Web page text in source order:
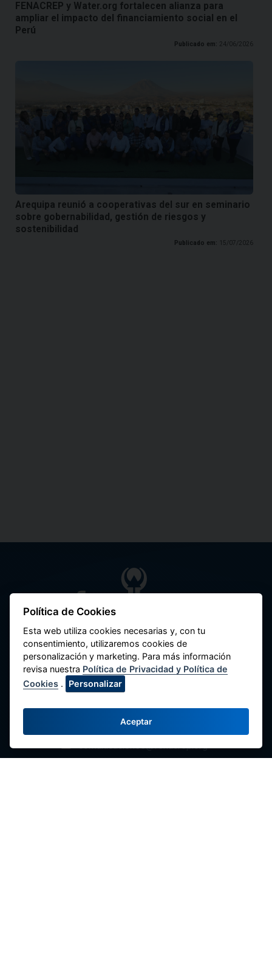
FENACREP y Water.org fortalecen alianza para
ampliar el impacto del financiamiento social en el
Perú
Publicado em: 24/06/2026
Arequipa reunió a cooperativas del sur en seminario
sobre gobernabilidad, gestión de riesgos y
sostenibilidad
Publicado em: 15/07/2026
Federação Nacional de Cooperativas de
Poupança e Crédito do Peru
Av. Máximo Abril 542, Jesús María 15072,
Lima - Perú.
Fale Conosco
(51-1) 424-6769
(51-1) 424-4958
comunicaciones@fenacrep.org
Política de Cookies
Esta web utiliza cookies necesarias y, con tu
consentimiento, utilizaremos cookies de
personalización y marketing. Para más información
revisa nuestra Política de Privacidad y Política de
Cookies . Personalizar
Aceptar